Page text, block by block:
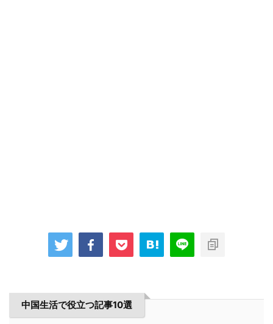
中国生活で役立つ記事10選